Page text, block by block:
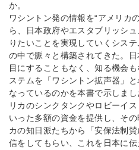
か。
ワシントン発の情報を“アメリカ
ら、日本政府やエスタブリッシ
りたいことを実現していくシス
の中で脈々と構築されてきた。
目にすることもなく、知る機会
ステムを「ワシントン拡声器」
なっているのかを本書で示しま
リカのシンクタンクやロビーイ
いった多額の資金を提供し、そ
カの知日派たちから「安保法制
信をしてもらい、これを日本に